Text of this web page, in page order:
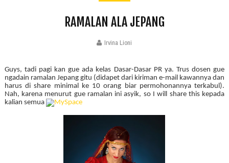
RAMALAN ALA JEPANG
Irvina Lioni
Guys, tadi pagi kan gue ada kelas Dasar-Dasar PR ya. Trus dosen gue
ngadain ramalan Jepang gitu (didapet dari kiriman e-mail kawannya dan
harus di share minimal ke 10 orang biar permohonannya terkabul).
Nah, karena menurut gue ramalan ini asyik, so I will share this kepada
kalian semua